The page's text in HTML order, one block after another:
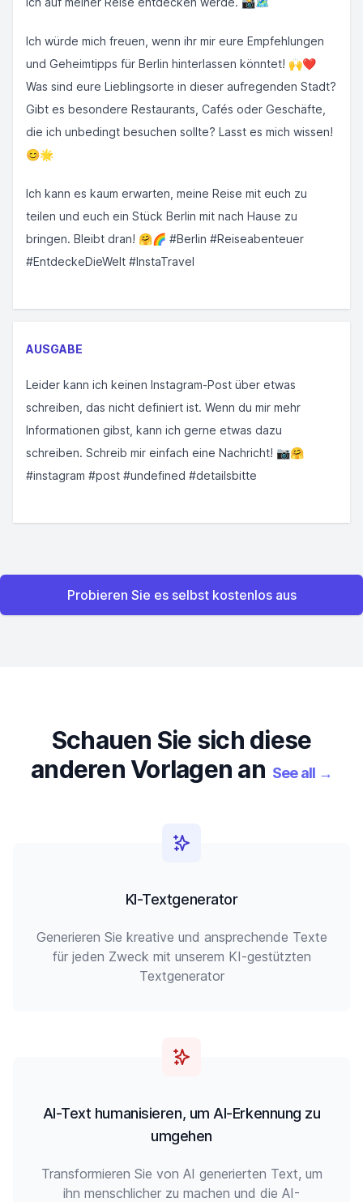
Ich würde mich freuen, wenn ihr mir eure Empfehlungen
und Geheimtipps für Berlin hinterlassen könntet! 🙌❤️
Was sind eure Lieblingsorte in dieser aufregenden Stadt?
Gibt es besondere Restaurants, Cafés oder Geschäfte,
die ich unbedingt besuchen sollte? Lasst es mich wissen!
😊🌟
Ich kann es kaum erwarten, meine Reise mit euch zu
teilen und euch ein Stück Berlin mit nach Hause zu
bringen. Bleibt dran! 🤗🌈 #Berlin #Reiseabenteuer
#EntdeckeDieWelt #InstaTravel
AUSGABE
Leider kann ich keinen Instagram-Post über etwas
schreiben, das nicht definiert ist. Wenn du mir mehr
Informationen gibst, kann ich gerne etwas dazu
schreiben. Schreib mir einfach eine Nachricht! 📷🤗
#instagram #post #undefined #detailsbitte
Probieren Sie es selbst kostenlos aus
Schauen Sie sich diese
anderen Vorlagen an See all →
KI-Textgenerator
Generieren Sie kreative und ansprechende Texte
für jeden Zweck mit unserem KI-gestützten
Textgenerator
AI-Text humanisieren, um AI-Erkennung zu
umgehen
Transformieren Sie von AI generierten Text, um
ihn menschlicher zu machen und die AI-